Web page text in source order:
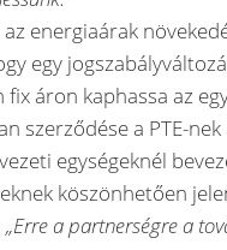
energiaárak
egy
áron kaphassa az
szerződése a PTE-
egységeknél
köszönhetően
„Erre a partnerségre a